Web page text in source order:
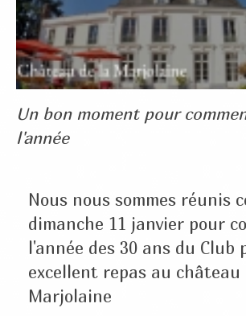
Un bon moment pour
l'année
Nous nous sommes réunis
dimanche 11 janvier pour
l'année des 30 ans du Club
excellent repas au château
Marjolaine